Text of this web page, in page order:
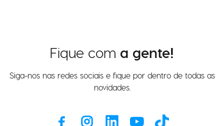
Fique com a gente!
Siga-nos nas redes sociais e fique por dentro de todas as
novidades.